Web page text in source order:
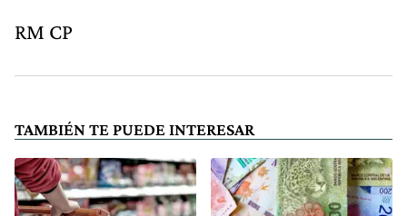
RM CP
TAMBIÉN TE PUEDE INTERESAR